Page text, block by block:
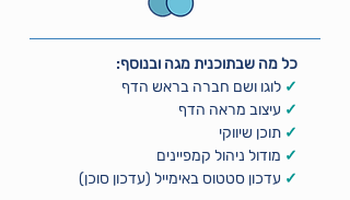
כל מה שבתוכנית מגה ובנוסף:
✓ לוגו ושם חברה בראש הדף
✓ עיצוב מראה הדף
✓ תוכן שיווקי
✓ מודול ניהול קמפיינים
✓ עדכון סטטוס באימייל (עדכון סוכן)